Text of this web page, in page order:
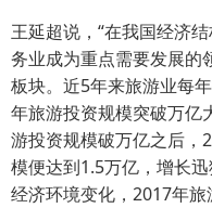
王延超说，“在我国经济
务业成为重点需要发展的
板块。近5年来旅游业每
年旅游投资规模突破万亿
游投资规模破万亿之后，
模便达到1.5万亿，增长
经济环境变化，2017年